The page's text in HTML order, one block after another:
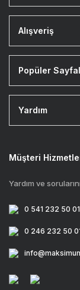
Alışveriş
Popüler
Yardım
Müşteri
Yardım ve
0 541 232 50 01
0 246 232 50